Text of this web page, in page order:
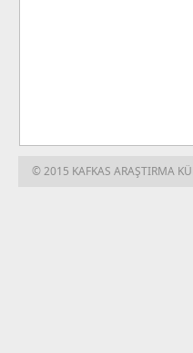
© 2015 KAFKAS ARAŞTIRMA